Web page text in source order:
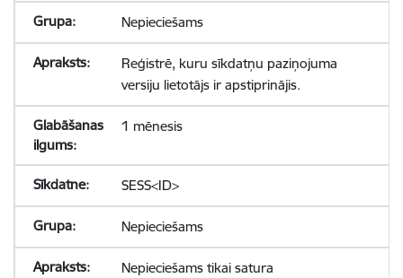
Nepieciešams
Reģistrē, kuru sīkdatņu paziņojuma
versiju lietotājs ir apstiprinājis.
1 mēnesis
SESS<ID>
Nepieciešams
Nepieciešams tikai satura